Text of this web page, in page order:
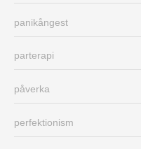
panikångest
parterapi
påverka
perfektionism